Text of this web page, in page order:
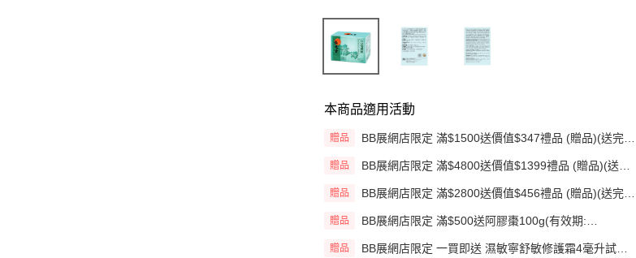
本商品適用活動
贈品
BB展網店限定 滿$1500送價值$347禮品 (贈品)(送完即
贈品
BB展網店限定 滿$4800送價值$1399禮品 (贈品)(送完
贈品
BB展網店限定 滿$2800送價值$456禮品 (贈品)(送完即
贈品
BB展網店限定 滿$500送阿膠棗100g(有效期:
贈品
BB展網店限定 一買即送 濕敏寧舒敏修護霜4毫升試用